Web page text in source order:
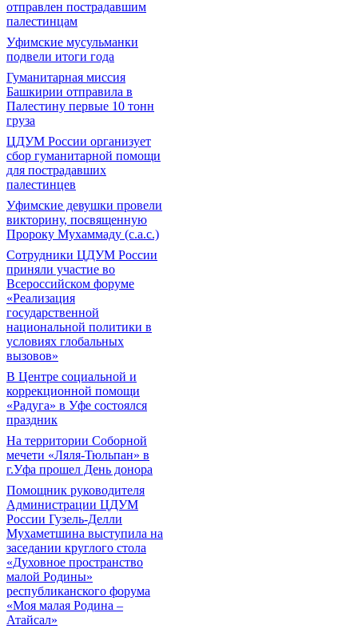
отправлен пострадавшим
палестинцам
Уфимские мусульманки
подвели итоги года
Гуманитарная миссия
Башкирии отправила в
Палестину первые 10 тонн
груза
ЦДУМ России организует
сбор гуманитарной помощи
для пострадавших
палестинцев
Уфимские девушки провели
викторину, посвященную
Пророку Мухаммаду (с.а.с.)
Сотрудники ЦДУМ России
приняли участие во
Всероссийском форуме
«Реализация
государственной
национальной политики в
условиях глобальных
вызовов»
В Центре социальной и
коррекционной помощи
«Радуга» в Уфе состоялся
праздник
На территории Соборной
мечети «Ляля-Тюльпан» в
г.Уфа прошел День донора
Помощник руководителя
Администрации ЦДУМ
России Гузель-Делли
Мухаметшина выступила на
заседании круглого стола
«Духовное пространство
малой Родины»
республиканского форума
«Моя малая Родина –
Атайсал»